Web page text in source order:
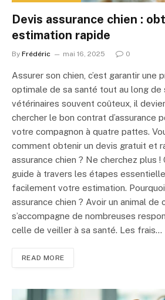
Devis assurance chien :
estimation rapide
By Frédéric mai 16, 2025 0
Assurer son chien, c’est garantir une
optimale de sa santé tout au long de
vétérinaires souvent coûteux, il
chercher le bon contrat d’assurance
votre compagnon à quatre pattes.
comment obtenir un devis gratuit et
assurance chien ? Ne cherchez plus
guide à travers les étapes
facilement votre estimation.
assurance chien ? Avoir un animal de
s’accompagne de nombreuses
celle de veiller à sa santé. Les frais…
READ MORE